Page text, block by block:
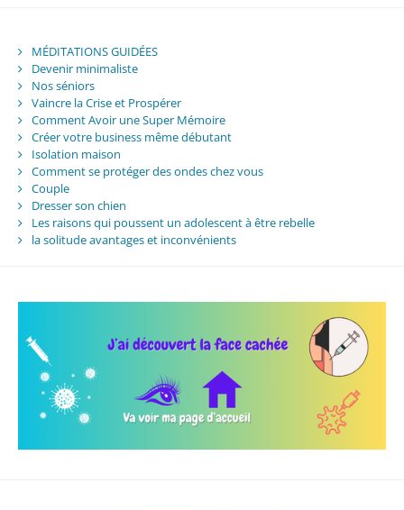
MÉDITATIONS GUIDÉES
Devenir minimaliste
Nos séniors
Vaincre la Crise et Prospérer
Comment Avoir une Super Mémoire
Créer votre business même débutant
Isolation maison
Comment se protéger des ondes chez vous
Couple
Dresser son chien
Les raisons qui poussent un adolescent à être rebelle
la solitude avantages et inconvénients